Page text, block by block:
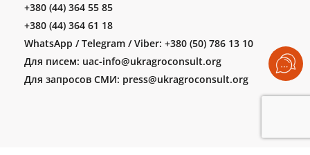
+380 (44) 364 55 85
+380 (44) 364 61 18
WhatsApp / Telegram / Viber: +380 (50) 786 13 10
Для писем: uac-info@ukragroconsult.org
Для запросов СМИ: press@ukragroconsult.org